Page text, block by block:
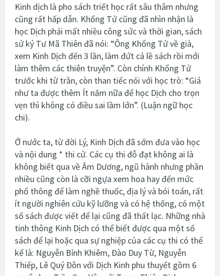
Kinh dịch là pho sách triết học rất sâu thâm nhưng
cũng rất hấp dẫn. Khổng Tử cũng đã nhìn nhận là
học Dịch phải mất nhiều công sức và thời gian, sách
sử ký Tư Mã Thiên đã nói: “Ông Khổng Tử về già,
xem Kinh Dịch đến 3 lần, làm đứt cả lề sách rồi mới
làm thêm các thiên truyện”. Còn chính Khổng Tử
trước khi từ trần, còn than tiếc nói với học trò: “Giá
như ta được thêm Ít năm nữa để học Dịch cho trọn
vẹn thì không có điều sai lầm lớn”. (Luận ngữ học
chi).
Ở nước ta, từ đời Lý, Kinh Dịch đã sớm đưa vào học
và nội dung * thi cử. Các cụ thi đỗ đạt không ai là
không biết qua về Âm Dương, ngũ hành nhưng phần
nhiều cũng còn là cỡi ngựa xem hoa hay đến mức
phổ thông để làm nghề thuốc, địa lý và bói toán, rất
ít người nghiên cứu kỹ lưỡng và có hệ thống, có một
số sách được viết để lại cũng đã thất lạc. Những nhà
tinh thông Kinh Dịch có thể biết được qua một số
sách để lại hoặc qua sự nghiệp của các cụ thi có thể
kể là: Nguyễn Bỉnh Khiêm, Đào Duy Từ, Nguyễn
Thiếp, Lê Quý Đôn với Dịch Kinh phu thuyết gồm 6